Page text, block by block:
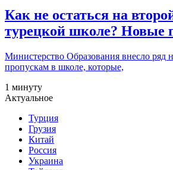
Как не остаться на
турецкой школе? Новые
Министерство Образования внесло ряд
пропускам в школе, которые,
1 минуту
Актуальное
Турция
Грузия
Китай
Россия
Украина